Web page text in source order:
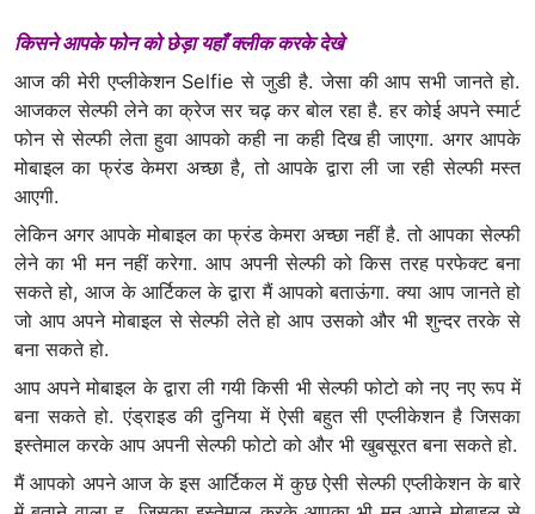
किसने आपके फोन को छेड़ा यहाँ क्लीक करके देखे
आज की मेरी एप्लीकेशन Selfie से जुडी है. जेसा की आप सभी जानते हो.
आजकल सेल्फी लेने का क्रेज सर चढ़ कर बोल रहा है. हर कोई अपने स्मार्ट
फोन से सेल्फी लेता हुवा आपको कही ना कही दिख ही जाएगा. अगर आपके
मोबाइल का फ्रंड केमरा अच्छा है, तो आपके द्वारा ली जा रही सेल्फी मस्त
आएगी.
लेकिन अगर आपके मोबाइल का फ्रंड केमरा अच्छा नहीं है. तो आपका सेल्फी
लेने का भी मन नहीं करेगा. आप अपनी सेल्फी को किस तरह परफेक्ट बना
सकते हो, आज के आर्टिकल के द्वारा मैं आपको बताऊंगा. क्या आप जानते हो
जो आप अपने मोबाइल से सेल्फी लेते हो आप उसको और भी शुन्दर तरके से
बना सकते हो.
आप अपने मोबाइल के द्वारा ली गयी किसी भी सेल्फी फोटो को नए नए रूप में
बना सकते हो. एंड्राइड की दुनिया में ऐसी बहुत सी एप्लीकेशन है जिसका
इस्तेमाल करके आप अपनी सेल्फी फोटो को और भी खुबसूरत बना सकते हो.
मैं आपको अपने आज के इस आर्टिकल में कुछ ऐसी सेल्फी एप्लीकेशन के बारे